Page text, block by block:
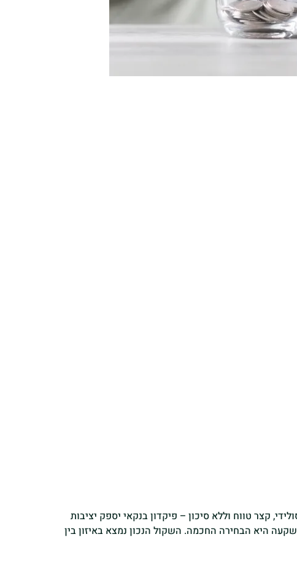
קצר טווח וללא סיכון – פיקדון בנקאי יספק יציבות
היא הבחירה החכמה. השקול הנכון נמצא באיזון בין